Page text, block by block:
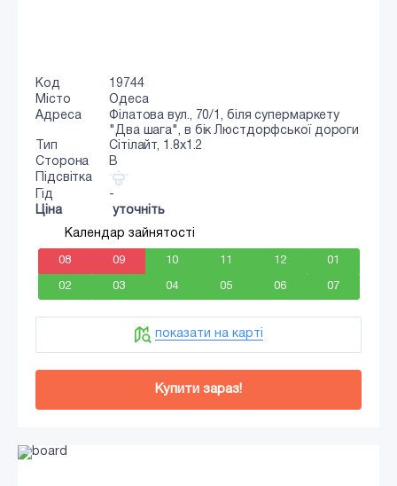
Код
19744
Місто
Одеса
Адреса
Філатова вул., 70/1, біля супермаркету
"Два шага", в бік Люстдорфської дороги
Тип
Сiтiлайт, 1.8x1.2
Сторона
B
Підсвітка
Гід
-
Ціна
уточніть
Календар зайнятості
08 09 10 11 12 01
02 03 04 05 06 07
показати на карті
Купити зараз!